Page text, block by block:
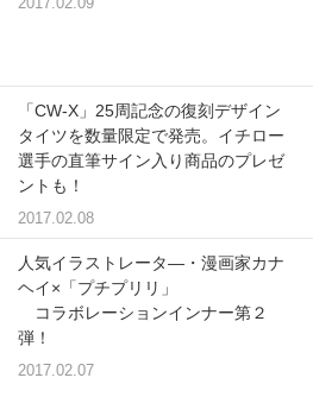
「CW-X」25周記念の復刻デザイン
タイツを数量限定で発売。イチロー
選手の直筆サイン入り商品のプレゼ
ントも！
2017.02.08
人気イラストレータ―・漫画家カナ
ヘイ×「プチプリリ」
コラボレーションインナー第２
弾！
2017.02.07